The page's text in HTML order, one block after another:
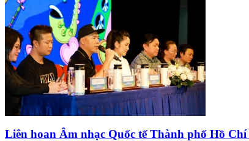
Liên hoan Âm nhạc Quốc tế Thành phố Hồ